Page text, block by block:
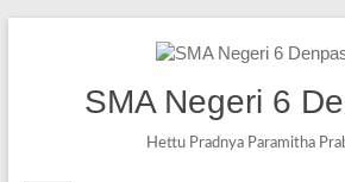
SMA Negeri 6
Hettu Pradnya Paramitha